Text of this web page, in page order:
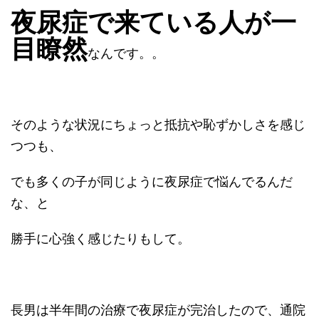
夜尿症で来ている人が一
目瞭然なんです。。
そのような状況にちょっと抵抗や恥ずかしさを感じ
つつも、
でも多くの子が同じように夜尿症で悩んでるんだ
な、と
勝手に心強く感じたりもして。
長男は半年間の治療で夜尿症が完治したので、通院